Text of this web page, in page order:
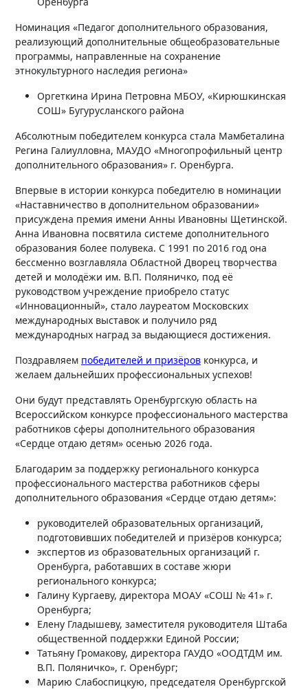
Номинация «Педагог дополнительного образования,
реализующий дополнительные общеобразовательные
программы, направленные на сохранение
этнокультурного наследия региона»
Оргеткина Ирина Петровна МБОУ, «Кирюшкинская
СОШ» Бугурусланского района
Абсолютным победителем конкурса стала Мамбеталина
Регина Галиулловна, МАУДО «Многопрофильный центр
дополнительного образования» г. Оренбурга.
Впервые в истории конкурса победителю в номинации
«Наставничество в дополнительном образовании»
присуждена премия имени Анны Ивановны Щетинской.
Анна Ивановна посвятила системе дополнительного
образования более полувека. С 1991 по 2016 год она
бессменно возглавляла Областной Дворец творчества
детей и молодёжи им. В.П. Поляничко, под её
руководством учреждение приобрело статус
«Инновационный», стало лауреатом Московских
международных выставок и получило ряд
международных наград за выдающиеся достижения.
Поздравляем победителей и призёров конкурса, и
желаем дальнейших профессиональных успехов!
Они будут представлять Оренбургскую область на
Всероссийском конкурсе профессионального мастерства
работников сферы дополнительного образования
«Сердце отдаю детям» осенью 2026 года.
Благодарим за поддержку регионального конкурса
профессионального мастерства работников сферы
дополнительного образования «Сердце отдаю детям»:
руководителей образовательных организаций,
подготовивших победителей и призёров конкурса;
экспертов из образовательных организаций г.
Оренбурга, работавших в составе жюри
регионального конкурса;
Галину Кургаеву, директора МОАУ «СОШ № 41» г.
Оренбурга;
Елену Гладышеву, заместителя руководителя Штаба
общественной поддержки Единой России;
Татьяну Громакову, директора ГАУДО «ООДТДМ им.
В.П. Поляничко», г. Оренбург;
Марию Слабоспицкую, председателя Оренбургской